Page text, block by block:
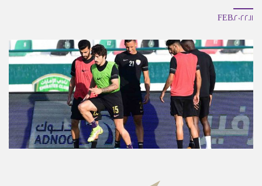
11.FEB.2022